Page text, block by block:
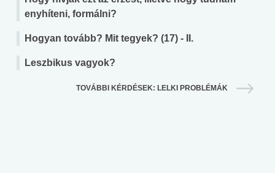
enyhíteni, formálni?
Hogyan tovább? Mit tegyek? (17) - II.
Leszbikus vagyok?
TOVÁBBI KÉRDÉSEK: LELKI PROBLÉMÁK